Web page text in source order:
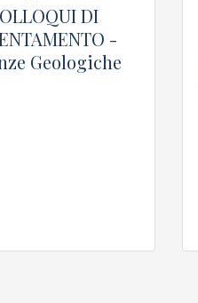
DI
-
Geologiche